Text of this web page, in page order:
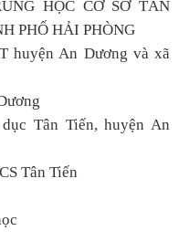
HỌC CƠ SỞ TÂN
PHỐ HẢI PHÒNG
huyện An Dương và xã
Tân Tiến, huyện An
Tân Tiến